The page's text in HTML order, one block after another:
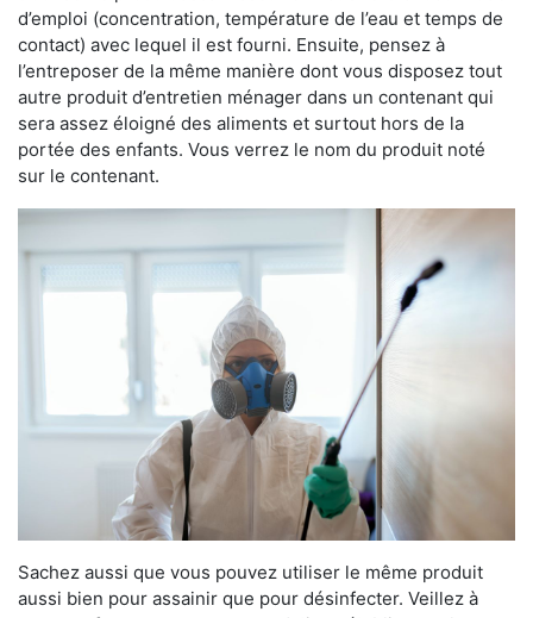
d’emploi (concentration, température de l’eau et temps de
contact) avec lequel il est fourni. Ensuite, pensez à
l’entreposer de la même manière dont vous disposez tout
autre produit d’entretien ménager dans un contenant qui
sera assez éloigné des aliments et surtout hors de la
portée des enfants. Vous verrez le nom du produit noté
sur le contenant.
Sachez aussi que vous pouvez utiliser le même produit
aussi bien pour assainir que pour désinfecter. Veillez à